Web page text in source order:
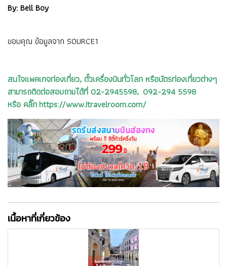
By: Bell Boy
ขอบคุณ ข้อมูลจาก SOURCE1
สนใจแพคเกจท่องเที่ยว, ตั๋วเครื่องบินทั่วโลก หรือบัตรท่องเที่ยวต่างๆ
สามารถติดต่อสอบถามได้ที่ 02-2945598, 092-294 5598
หรือ คลิ๊ก https://www.itravelroom.com/
เนื้อหาที่เกี่ยวข้อง